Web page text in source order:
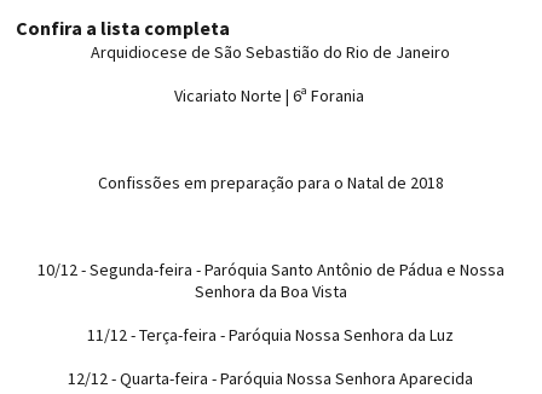
Confira a lista completa
Arquidiocese de São Sebastião do Rio de Janeiro
Vicariato Norte | 6ª Forania
Confissões em preparação para o Natal de 2018
10/12 - Segunda-feira - Paróquia Santo Antônio de Pádua e Nossa
Senhora da Boa Vista
11/12 - Terça-feira - Paróquia Nossa Senhora da Luz
12/12 - Quarta-feira - Paróquia Nossa Senhora Aparecida